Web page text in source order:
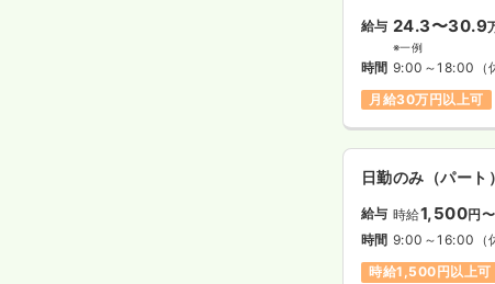
給与 24.3〜30.9
※一例
時間 9:00～18:00
月給30万円以上可
日勤のみ（パート）
給与 時給1,500円〜
時間 9:00～16:00
時給1,500円以上可